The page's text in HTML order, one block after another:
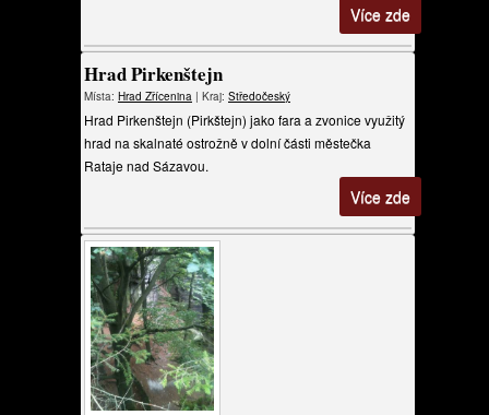
Více zde
Hrad Pirkenštejn
Místa: Hrad Zřícenina | Kraj: Středočeský
Hrad Pirkenštejn (Pirkštejn) jako fara a zvonice využitý
hrad na skalnaté ostrožně v dolní části městečka
Rataje nad Sázavou.
Více zde